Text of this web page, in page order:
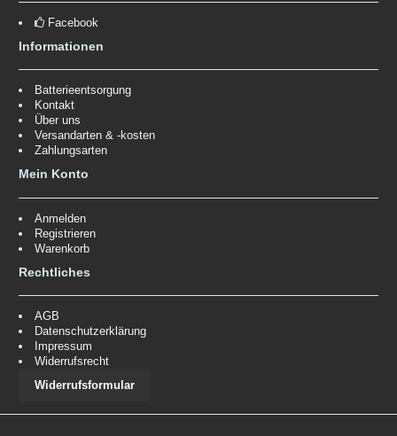
Facebook
Informationen
Batterieentsorgung
Kontakt
Über uns
Versandarten & -kosten
Zahlungsarten
Mein Konto
Anmelden
Registrieren
Warenkorb
Rechtliches
AGB
Datenschutzerklärung
Impressum
Widerrufsrecht
Widerrufsformular